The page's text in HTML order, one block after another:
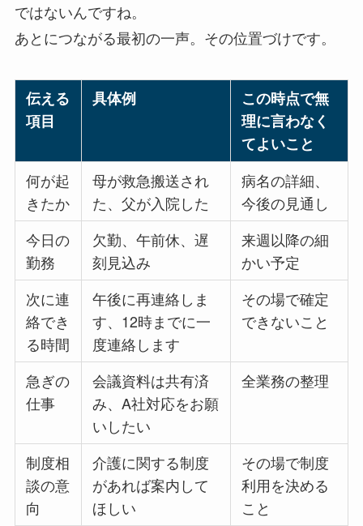
ではないんですね。
あとにつながる最初の一声。その位置づけです。
伝える
項目
具体例
この時点で無
理に言わなく
てよいこと
何が起
きたか
母が救急搬送され
た、父が入院した
病名の詳細、
今後の見通し
今日の
勤務
欠勤、午前休、遅
刻見込み
来週以降の細
かい予定
次に連
絡でき
る時間
午後に再連絡しま
す、12時までに一
度連絡します
その場で確定
できないこと
急ぎの
仕事
会議資料は共有済
み、A社対応をお願
いしたい
全業務の整理
制度相
談の意
向
介護に関する制度
があれば案内して
ほしい
その場で制度
利用を決める
こと